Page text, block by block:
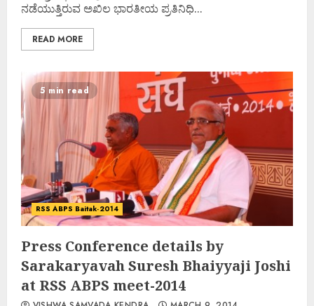
ನಡೆಯುತ್ತಿರುವ ಅಖಿಲ ಭಾರತೀಯ ಪ್ರತಿನಿಧಿ...
READ MORE
5 min read
RSS ABPS Baitak-2014
Press Conference details by
Sarakaryavah Suresh Bhaiyyaji Joshi
at RSS ABPS meet-2014